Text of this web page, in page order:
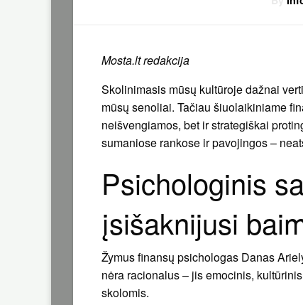
Mosta.lt redakcija
Skolinimasis mūsų kultūroje dažnai
mūsų senoliai. Tačiau šiuolaikiniame
neišvengiamos, bet ir strategiškai
sumaniose rankose ir pavojingos –
Psichologinis
įsišaknijusi
Žymus finansų psichologas Danas
nėra racionalus – jis emocinis,
skolomis.